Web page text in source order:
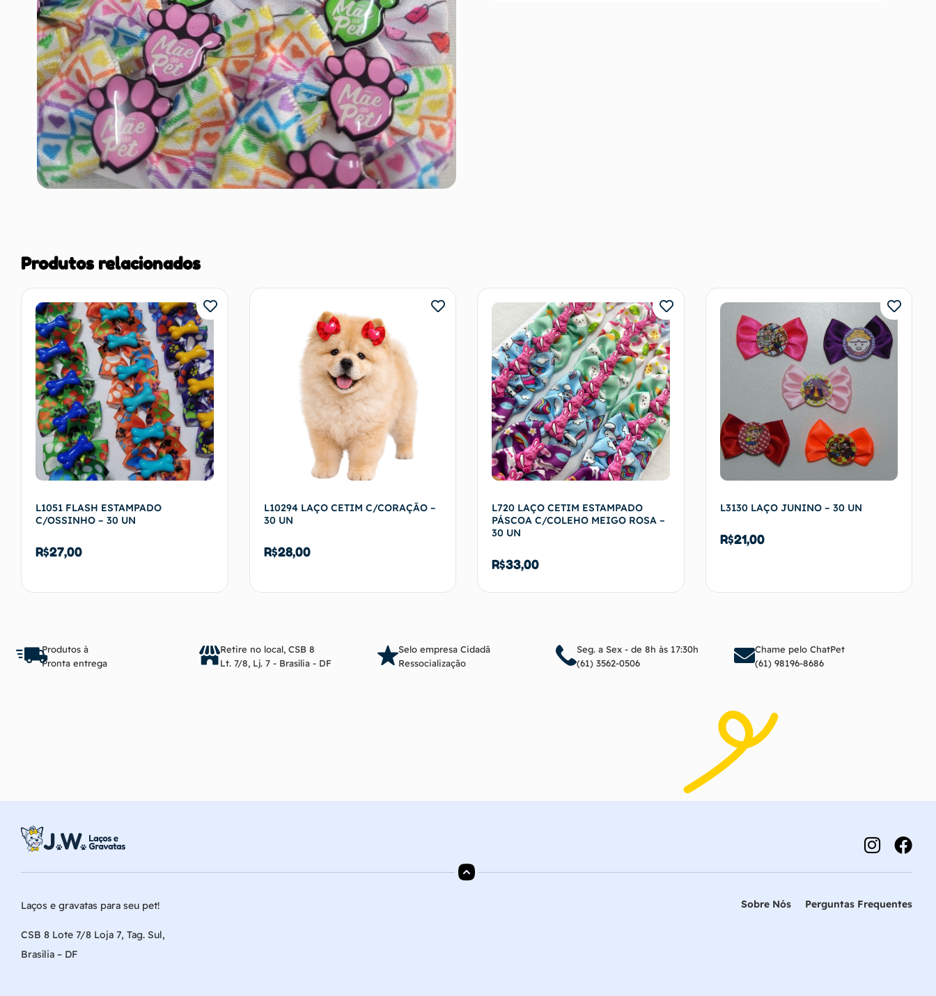
Produtos relacionados
L1051 FLASH ESTAMPADO
C/OSSINHO – 30 UN
R$27,00
L10294 LAÇO CETIM C/CORAÇÃO –
30 UN
R$28,00
Adicionar ao carrinho
L720 LAÇO CETIM ESTAMPADO
PÁSCOA C/COLEHO MEIGO ROSA –
30 UN
R$33,00
Adicionar ao carrinho
L3130 LAÇO JUNINO – 30 UN
R$21,00
Adicionar ao carrinho
Produtos à
Pronta entrega
Retire no local, CSB 8
Lt. 7/8, Lj. 7 - Brasília - DF
Selo empresa Cidadã
Ressocialização
Seg. a Sex - de 8h às 17:30h
(61) 3562-0506
Chame pelo ChatPet
(61) 98196-8686
Laços e gravatas para seu pet!
CSB 8 Lote 7/8 Loja 7, Tag. Sul,
Brasília – DF
Sobre Nós Perguntas Frequentes